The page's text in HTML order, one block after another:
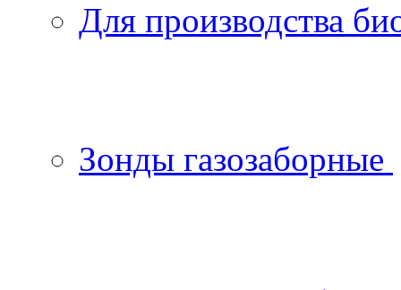
Для производства
Зонды газозаборные